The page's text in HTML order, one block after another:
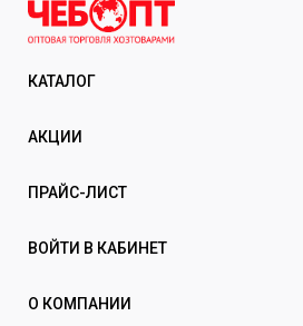
КАТАЛОГ
АКЦИИ
ПРАЙС-ЛИСТ
ВОЙТИ В КАБИНЕТ
О КОМПАНИИ